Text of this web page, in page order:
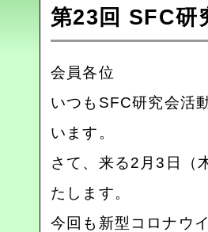
第23回 SFC研
会員各位
いつもSFC研究会活
います。
さて、来る2月3日（
たします。
今回も新型コロナウ